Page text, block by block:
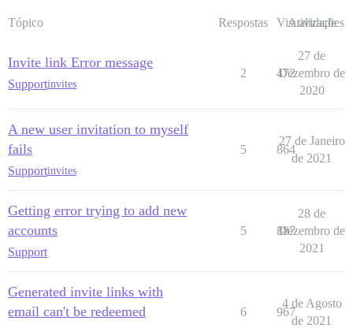
Tópico Respostas Visualizações
Atividade
Invite link Error message
Supportinvites
2 472
27 de
Dezembro de
2020
A new user invitation to myself
fails
Supportinvites
5 864
27 de Janeiro
de 2021
Getting error trying to add new
accounts
Support
5 887
28 de
Dezembro de
2021
Generated invite links with
email can't be redeemed
6 967
4 de Agosto
de 2021